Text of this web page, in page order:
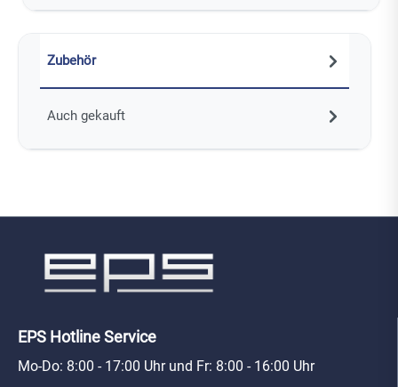
Zubehör
Auch gekauft
EPS Hotline Service
Mo-Do: 8:00 - 17:00 Uhr und Fr: 8:00 - 16:00 Uhr